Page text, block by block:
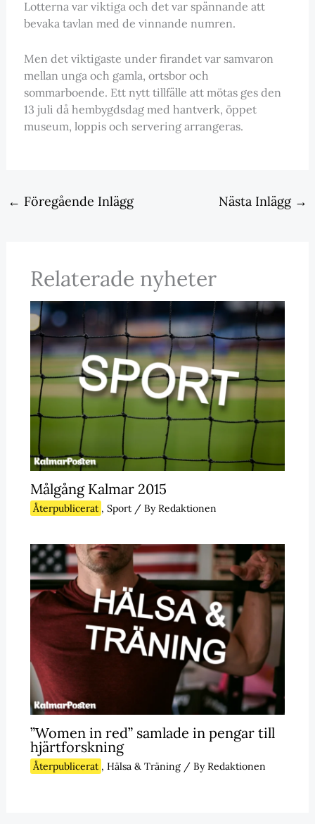
Lotterna var viktiga och det var spännande att
bevaka tavlan med de vinnande numren.
Men det viktigaste under firandet var samvaron
mellan unga och gamla, ortsbor och
sommarboende. Ett nytt tillfälle att mötas ges den
13 juli då hembygdsdag med hantverk, öppet
museum, loppis och servering arrangeras.
← Föregående Inlägg Nästa Inlägg →
Relaterade nyheter
Målgång Kalmar 2015
Återpublicerat , Sport/ ByRedaktionen
”Women in red” samlade in pengar till
hjärtforskning
Återpublicerat , Hälsa & Träning/ ByRedaktionen